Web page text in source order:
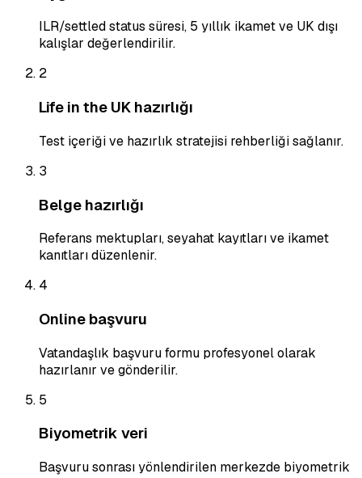
ILR/settled status süresi, 5 yıllık ikamet ve UK dışı
kalışlar değerlendirilir.
2
Life in the UK hazırlığı
Test içeriği ve hazırlık stratejisi rehberliği sağlanır.
3
Belge hazırlığı
Referans mektupları, seyahat kayıtları ve ikamet
kanıtları düzenlenir.
4
Online başvuru
Vatandaşlık başvuru formu profesyonel olarak
hazırlanır ve gönderilir.
5
Biyometrik veri
Başvuru sonrası yönlendirilen merkezde biyometrik